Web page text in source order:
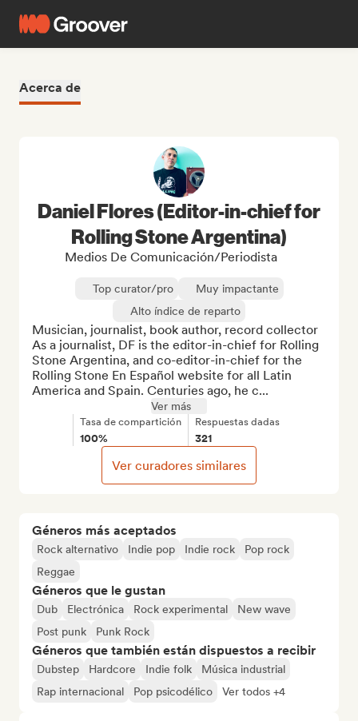
Acerca de
Géneros más aceptados
Rock alternativo Indie pop Indie rock
Pop rock
Reggae
Géneros que le gustan
Dub Electrónica Rock experimental
New wave
Post punk
Punk Rock
Géneros que también están dispuestos a recibir
Dubstep Hardcore Indie folk
Música industrial
Rap internacional
Pop psicodélico Ver todos +4
Daniel Flores (Editor-in-chief for
Rolling Stone Argentina)
Medios De Comunicación/Periodista
Top curator/pro
Muy impactante
Alto índice de reparto
Musician, journalist, book author, record collector
As a journalist, DF is the editor-in-chief for Rolling
Stone Argentina, and co-editor-in-chief for the
Rolling Stone En Español website for all Latin
America and Spain. Centuries ago, he c...
Ver más
Tasa de compartición
100%
Respuestas dadas
321
Ver curadores similares